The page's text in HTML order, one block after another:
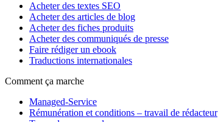
Acheter des textes SEO
Acheter des articles de blog
Acheter des fiches produits
Acheter des communiqués de presse
Faire rédiger un ebook
Traductions internationales
Comment ça marche
Managed-Service
Rémunération et conditions – travail de rédacteur